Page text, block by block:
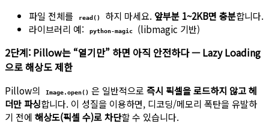
파일 전체를
read() 하지 마세요. 앞부분 1~2KB면 충분합니다.
라이브러리 예:
python-magic (libmagic 기반)
2단계: Pillow는 “열기만” 하면 아직 안전하다 — Lazy Loading
으로 해상도 제한
Pillow의 Image.open() 은 일반적으로즉시 픽셀을 로드하지 않고 헤
더만 파싱합니다. 이 성질을 이용하면, 디코딩/메모리 폭탄을 유발하
기 전에 해상도(픽셀 수)로 차단할 수 있습니다.